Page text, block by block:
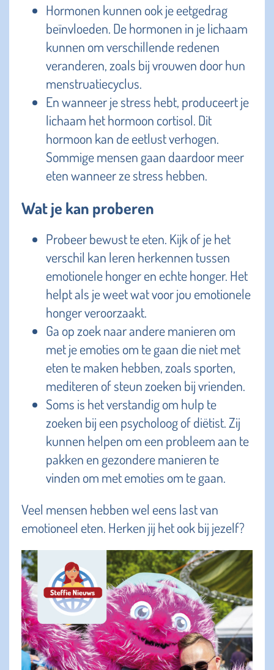
Hormonen kunnen ook je eetgedrag
beïnvloeden. De hormonen in je lichaam
kunnen om verschillende redenen
veranderen, zoals bij vrouwen door hun
menstruatiecyclus.
En wanneer je stress hebt, produceert je
lichaam het hormoon cortisol. Dit
hormoon kan de eetlust verhogen.
Sommige mensen gaan daardoor meer
eten wanneer ze stress hebben.
Wat je kan proberen
Probeer bewust te eten. Kijk of je het
verschil kan leren herkennen tussen
emotionele honger en echte honger. Het
helpt als je weet wat voor jou emotionele
honger veroorzaakt.
Ga op zoek naar andere manieren om
met je emoties om te gaan die niet met
eten te maken hebben, zoals sporten,
mediteren of steun zoeken bij vrienden.
Soms is het verstandig om hulp te
zoeken bij een psycholoog of diëtist. Zij
kunnen helpen om een probleem aan te
pakken en gezondere manieren te
vinden om met emoties om te gaan.
Veel mensen hebben wel eens last van
emotioneel eten. Herken jij het ook bij jezelf?